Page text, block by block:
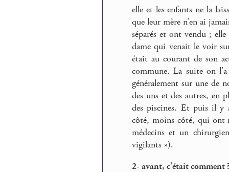
elle et les enfants ne la
que leur mère n’en ai
séparés et ont vendu ; elle
dame qui venait le voir
était au courant de son
commune. La suite on
généralement sur une de
des uns et des autres, en
des piscines. Et puis il y
côté, moins côté, qui ont
médecins et un
vigilants »).
2- avant, c’était comment